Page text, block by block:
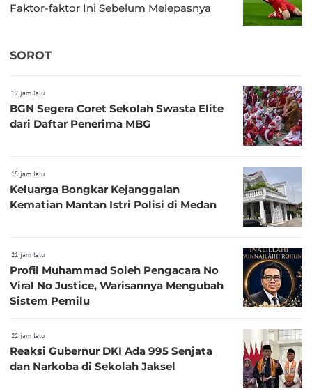
Faktor-faktor Ini Sebelum Melepasnya
SOROT
12 jam lalu
BGN Segera Coret Sekolah Swasta Elite
dari Daftar Penerima MBG
15 jam lalu
Keluarga Bongkar Kejanggalan
Kematian Mantan Istri Polisi di Medan
21 jam lalu
Profil Muhammad Soleh Pengacara No
Viral No Justice, Warisannya Mengubah
Sistem Pemilu
22 jam lalu
Reaksi Gubernur DKI Ada 995 Senjata
dan Narkoba di Sekolah Jaksel